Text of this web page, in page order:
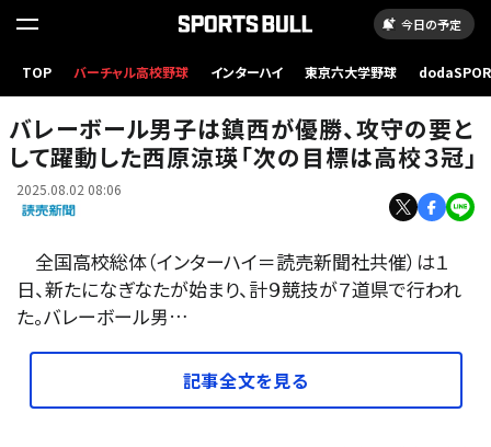
今日の予定
TOP バーチャル高校野球 インターハイ 東京六大学野球
全力プレーを見せる鎮西の西原選手
バレーボール男子は鎮西が優勝、攻守の要と
して躍動した西原涼瑛「次の目標は高校３冠」
2025.08.02 08:06
全国高校総体（インターハイ＝読売新聞社共催）は１
日、新たになぎなたが始まり、計９競技が７道県で行われ
た。バレーボール男…
記事全文を見る